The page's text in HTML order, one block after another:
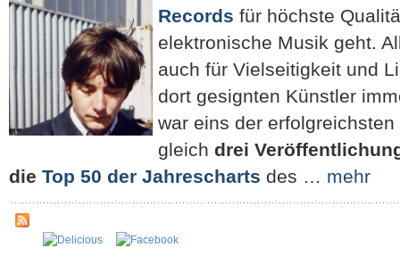
Records für höchste
elektronische Musik geht.
auch für Vielseitigkeit und
dort gesignten Künstler
war eins der
gleich drei
die Top 50 der Jahrescharts des … mehr